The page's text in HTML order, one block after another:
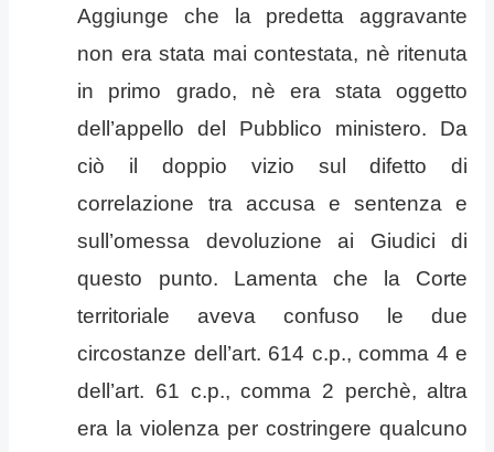
Aggiunge che la predetta aggravante
non era stata mai contestata, nè ritenuta
in primo grado, nè era stata oggetto
dell’appello del Pubblico ministero. Da
ciò il doppio vizio sul difetto di
correlazione tra accusa e sentenza e
sull’omessa devoluzione ai Giudici di
questo punto. Lamenta che la Corte
territoriale aveva confuso le due
circostanze dell’art. 614 c.p., comma 4 e
dell’art. 61 c.p., comma 2 perchè, altra
era la violenza per costringere qualcuno